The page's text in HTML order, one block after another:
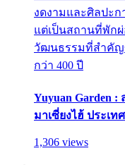
งดงามและศิลปะ
แต่เป็นสถานที่พัก
วัฒนธรรมที่สำคัญ
กว่า 400 ปี
Yuyuan Garden
มาเซี่ยงไฮ้ ประเท
1,306 views